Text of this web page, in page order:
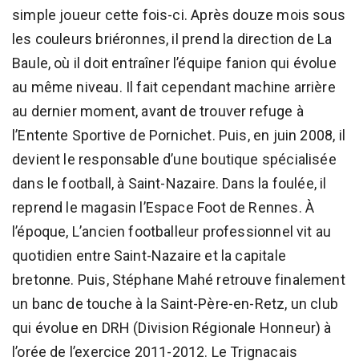
simple joueur cette fois-ci. Après douze mois sous
les couleurs briéronnes, il prend la direction de La
Baule, où il doit entraîner l’équipe fanion qui évolue
au même niveau. Il fait cependant machine arrière
au dernier moment, avant de trouver refuge à
l’Entente Sportive de Pornichet. Puis, en juin 2008, il
devient le responsable d’une boutique spécialisée
dans le football, à Saint-Nazaire. Dans la foulée, il
reprend le magasin l’Espace Foot de Rennes. À
l’époque, L’ancien footballeur professionnel vit au
quotidien entre Saint-Nazaire et la capitale
bretonne. Puis, Stéphane Mahé retrouve finalement
un banc de touche à la Saint-Père-en-Retz, un club
qui évolue en DRH (Division Régionale Honneur) à
l’orée de l’exercice 2011-2012. Le Trignacais